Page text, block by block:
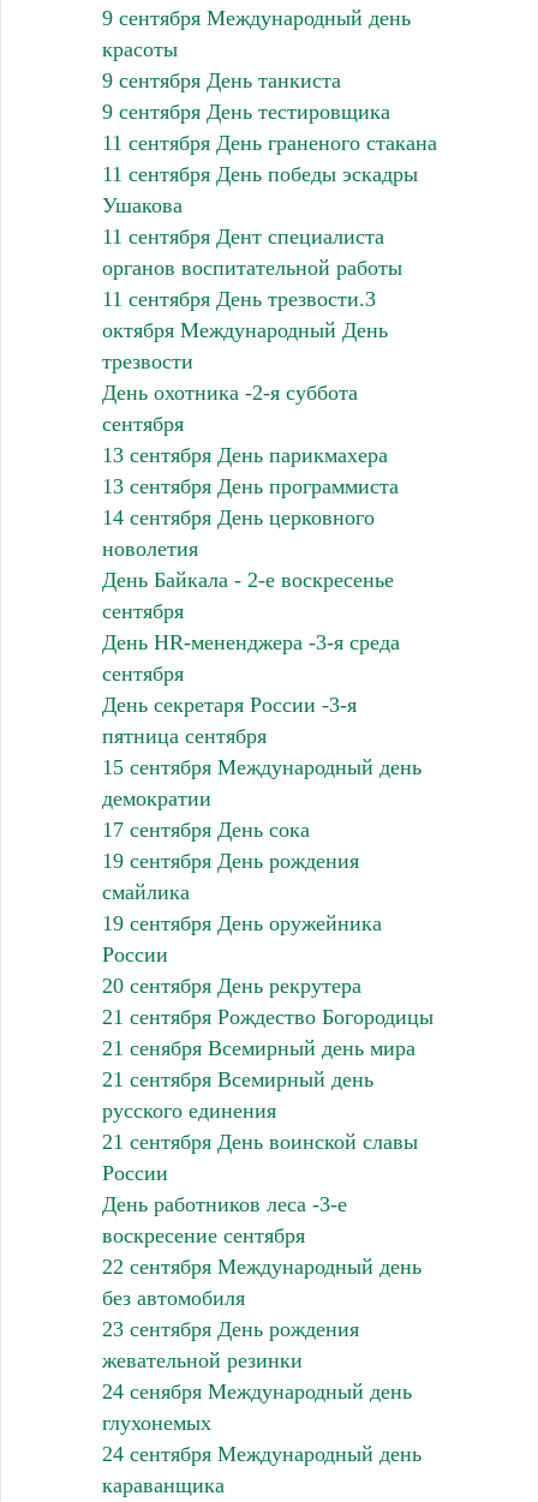
9 сентября Международный день
красоты
9 сентября День танкиста
9 сентября День тестировщика
11 сентября День граненого стакана
11 сентября День победы эскадры
Ушакова
11 сентября Дент специалиста
органов воспитательной работы
11 сентября День трезвости.3
октября Международный День
трезвости
День охотника -2-я суббота
сентября
13 сентября День парикмахера
13 сентября День программиста
14 сентября День церковного
новолетия
День Байкала - 2-е воскресенье
сентября
День HR-мененджера -3-я среда
сентября
День секретаря России -3-я
пятница сентября
15 сентября Международный день
демократии
17 сентября День сока
19 сентября День рождения
смайлика
19 сентября День оружейника
России
20 сентября День рекрутера
21 сентября Рождество Богородицы
21 сенября Всемирный день мира
21 сентября Всемирный день
русского единения
21 сентября День воинской славы
России
День работников леса -3-е
воскресение сентября
22 сентября Международный день
без автомобиля
23 сентября День рождения
жевательной резинки
24 сенября Международный день
глухонемых
24 сентября Международный день
караванщика